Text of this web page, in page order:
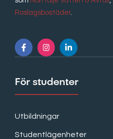
Roslagsbostäder.
För studenter
Utbildningar
Studentlägenheter